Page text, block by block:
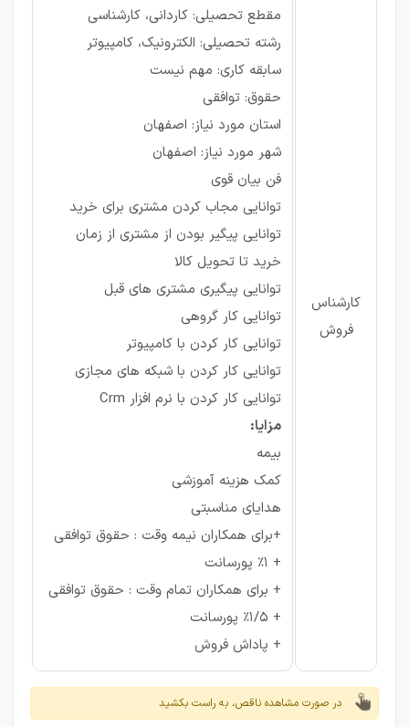
کارشناس
فروش
مقطع تحصیلی: کاردانی، کارشناسی
رشته تحصیلی: الکترونیک، کامپیوتر
سابقه کاری: مهم نیست
حقوق: توافقی
استان مورد نیاز: اصفهان
شهر مورد نیاز: اصفهان
فن بیان قوی
توانایی مجاب کردن مشتری برای خرید
توانایی پیگیر بودن از مشتری از زمان
خرید تا تحویل کالا
توانایی پیگیری مشتری های قبل
توانایی کار گروهی
توانایی کار کردن با کامپیوتر
توانایی کار کردن با شبکه های مجازی
توانایی کار کردن با نرم افزار Crm
مزایا:
بیمه
کمک هزینه آموزشی
هدایای مناسبتی
+برای همکاران نیمه وقت : حقوق توافقی
+ 1% پورسانت
+ برای همکاران تمام وقت : حقوق توافقی
+ 1/5% پورسانت
+ پاداش فروش
در صورت مشاهده ناقص، به راست بکشید